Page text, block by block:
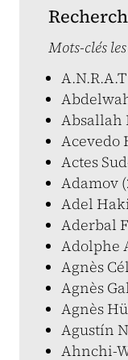
Mots-clés
Absallah
Acevedo
Actes
Adamov
Adel
Aderbal
Adolphe
Agnès
Agnès
Agnès
Agustín
Ahnchi-